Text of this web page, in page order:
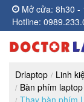
Mở cửa: 8h30
Hotline:
Drlaptop Linh
Bàn phím
Thay bàn phím